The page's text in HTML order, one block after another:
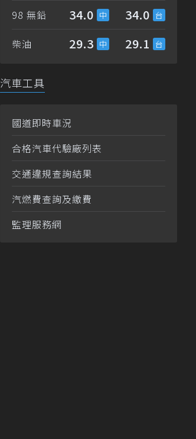
98 無鉛 34.0 34.0
柴油 29.3 29.1
汽車工具
國道即時車況
合格汽車代驗廠列表
交通違規查詢結果
汽燃費查詢及繳費
監理服務網